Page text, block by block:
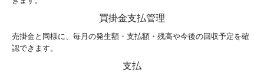
買掛金支払管理
売掛金と同様に、毎月の発生額・支払額・残高や今後の回収予定を確
認できます。
支払